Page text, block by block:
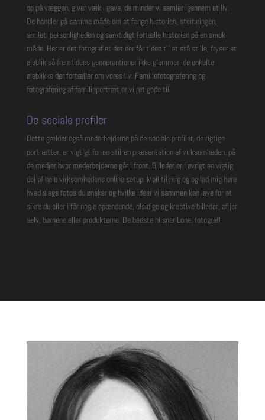
op på væggen, giver væk i gave, de minder vi samler igennem et liv.
De handler på samme måde om at fange historien, stemningen,
smilet, personligheden og samtidigt fortælle historien på en smuk
måde. Her er det fotografiet det der får tiden til at stå stille, fryser et
øjeblik så fremtidens gennerantioner ikke glemmer, de enkelte
øjeblikke der fortæller om vores liv. Familiefotografering og
fotografering af familieportræt er vi ret gode til.
De sociale profiler
Dette gælder også medarbejderne på de sociale profiler, de rigtige
portrætter, er vigtigt for en stilren præsentation af virksomheden, på
de medier hvor medarbejderne går i front. Billeder er i øvrigt en vigtig
del af hele virksomhedens online setup. Mail til mig og og lad mig høre
hvad slags fotos du ønsker og hvilke ideer vi sammen kan lave for at
sikre du eller i får nogle spændende, alsidige og kreative billeder, af jer
selv, børnene eller produkterne. De bedste hilsner Lone, fotograf!